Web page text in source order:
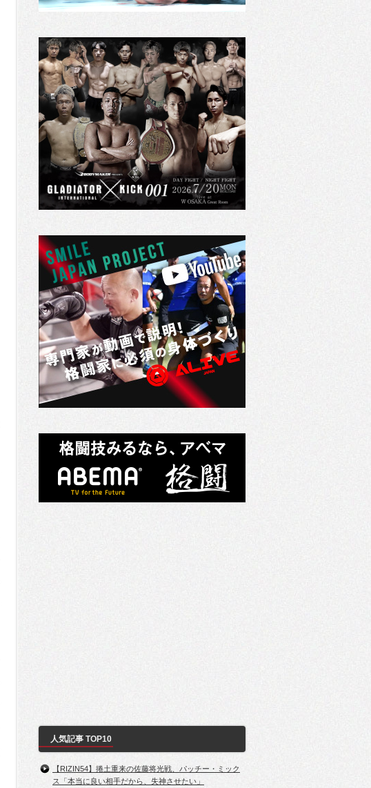
人気記事 TOP10
【RIZIN54】捲土重来の佐藤将光戦、パッチー・ミック
ス「本当に良い相手だから、失神させたい」